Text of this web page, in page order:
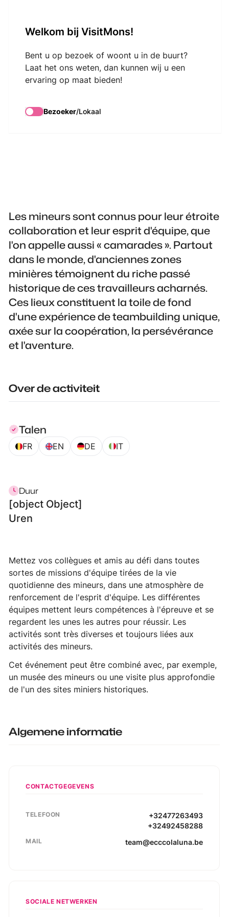
Welkom bij VisitMons!
Bent u op bezoek of woont u in de buurt?
Laat het ons weten, dan kunnen wij u een
ervaring op maat bieden!
Bezoeker/Lokaal
Ecco La Luna - Les
Héros du charbon
Les mineurs sont connus pour leur étroite
collaboration et leur esprit d'équipe, que
l'on appelle aussi « camarades ». Partout
dans le monde, d'anciennes zones
minières témoignent du riche passé
historique de ces travailleurs acharnés.
Ces lieux constituent la toile de fond
d'une expérience de teambuilding unique,
axée sur la coopération, la persévérance
et l'aventure.
Over de activiteit
Talen
FR EN DE IT
Duur
[object Object]
Uren
Mettez vos collègues et amis au défi dans toutes
sortes de missions d'équipe tirées de la vie
quotidienne des mineurs, dans une atmosphère de
renforcement de l'esprit d'équipe. Les différentes
équipes mettent leurs compétences à l'épreuve et se
regardent les unes les autres pour réussir. Les
activités sont très diverses et toujours liées aux
activités des mineurs.
Cet événement peut être combiné avec, par exemple,
un musée des mineurs ou une visite plus approfondie
de l'un des sites miniers historiques.
Algemene informatie
CONTACTGEGEVENS
TELEFOON
+32477263493
+32492458288
MAIL team@ecccolaluna.be
SOCIALE NETWERKEN